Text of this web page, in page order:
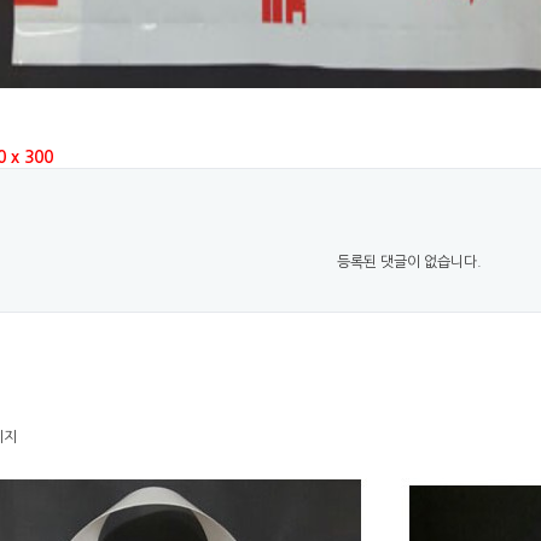
x 300
등록된 댓글이 없습니다.